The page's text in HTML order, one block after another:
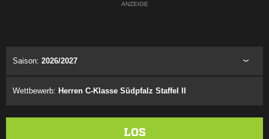
ANZEIGE
Saison: 2026/2027
Wettbewerb: Herren C-Klasse Südpfalz Staffel II
LOS